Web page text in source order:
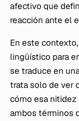
afectivo que
reacción ante el
En este contexto,
lingüístico para
se traduce en
trata solo de ver
cómo esa nitidez
ambos términos